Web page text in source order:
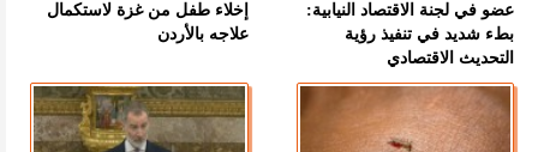
عضو في لجنة الاقتصاد النيابية:
بطء شديد في تنفيذ رؤية
التحديث الاقتصادي
إخلاء طفل من غزة لاستكمال
علاجه بالأردن